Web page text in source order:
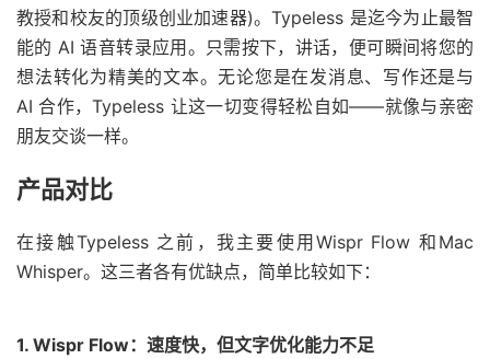
教授和校友的顶级创业加速器)。Typeless 是迄今为止最智
能的 AI 语音转录应用。只需按下，讲话，便可瞬间将您的
想法转化为精美的文本。无论您是在发消息、写作还是与
AI 合作，Typeless 让这一切变得轻松自如——就像与亲密
朋友交谈一样。
产品对比
在接触Typeless 之前，我主要使用Wispr Flow 和Mac
Whisper。这三者各有优缺点，简单比较如下：
1. Wispr Flow：速度快，但文字优化能力不足